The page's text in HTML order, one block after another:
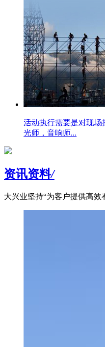
活动执行需要是对现
光师，音响师...
资讯资料/
大兴业坚持“为客户提供高